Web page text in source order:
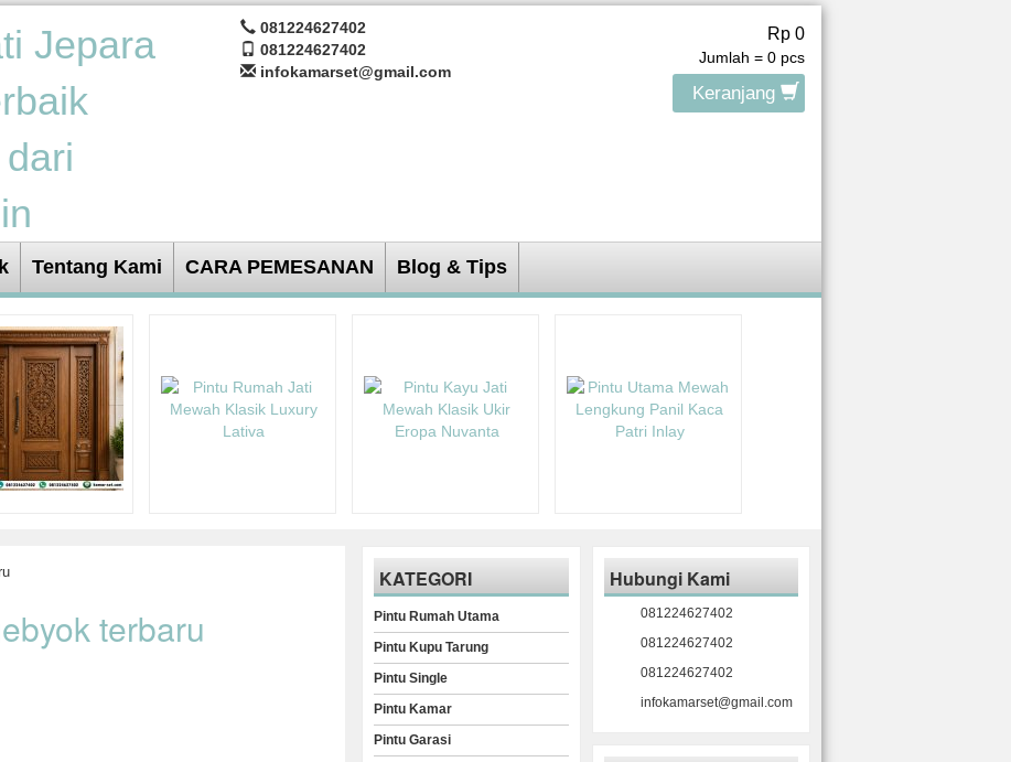
081224627402
081224627402
infokamarset@gmail.com
Rp 0
Jumlah = 0pcs
Keranjang
Tentang Kami CARA PEMESANAN Blog & Tips
terbaru
KATEGORI
Pintu Rumah Utama
Pintu Kupu Tarung
Pintu Single
Pintu Kamar
Pintu Garasi
Hubungi Kami
081224627402
081224627402
081224627402
infokamarset@gmail.com